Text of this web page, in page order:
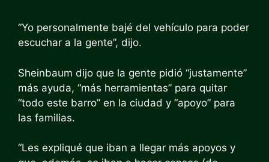
“Yo personalmente bajé del vehículo para poder
escuchar a la gente”, dijo.
Sheinbaum dijo que la gente pidió “justamente”
más ayuda, “más herramientas” para quitar
“todo este barro” en la ciudad y “apoyo” para
las familias.
“Les expliqué que iban a llegar más apoyos y